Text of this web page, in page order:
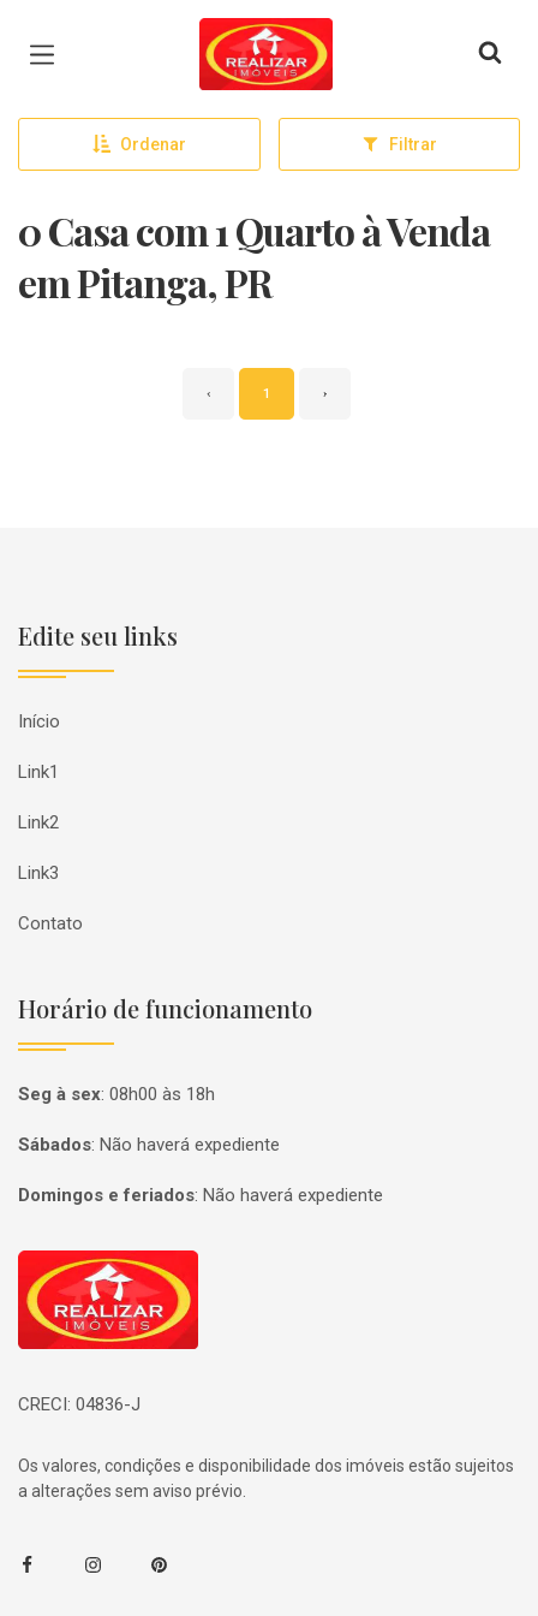
Página inicial
Ordenar Filtrar
0 Casa com 1 Quarto à Venda
em Pitanga, PR
‹ 1 ›
Edite seu links
Início
Link1
Link2
Link3
Contato
Horário de funcionamento
Seg à sex: 08h00 às 18h
Sábados: Não haverá expediente
Domingos e feriados: Não haverá expediente
Página inicial
CRECI: 04836-J
Os valores, condições e disponibilidade dos imóveis estão sujeitos
a alterações sem aviso prévio.
FacebookInstagramPinterest